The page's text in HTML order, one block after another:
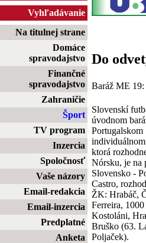
Vyhľadávanie
Na titulnej strane
Domáce
spravodajstvo
Finančné
spravodajstvo
Zahraničie
Šport
TV program
Inzercia
Spoločnosť
Vaše názory
Email-redakcia
Email-inzercia
Predplatné
Anketa
Do
Baráž ME
Slovenskí
úvodnom
Portugalskom
ktorá
Nórsku, je na
Slovensko -
Castro,
ŽK: Hrabáč,
Ferreira,
Kostoláni,
Bruško (63.
Poljaček).